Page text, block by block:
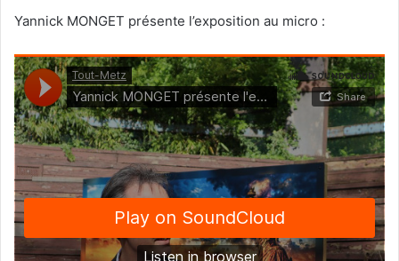
Yannick MONGET présente l’exposition au micro :